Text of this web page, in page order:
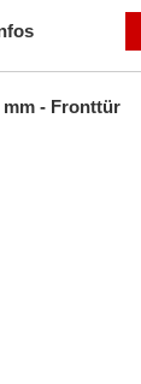
mm - Fronttür